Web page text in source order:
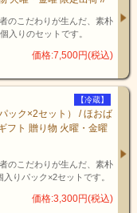
分類学的
にも、ハ
ナビラタ
ケ科ハナ
属ハナビ
ラタケ
（種）と
いう、１
種の大変
珍しいき
す。
のこだわりが生んだ、素朴
入りのセットです。
価格:7,500円(税込)
【冷蔵】
ック×2セット） / ほおば
フト 贈り物 火曜・金曜
のこだわりが生んだ、素朴
りパック×2セットです。
価格:3,300円(税込)